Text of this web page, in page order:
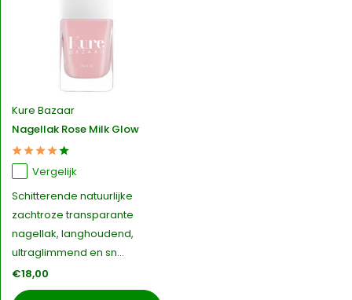
Kure Bazaar
Nagellak Rose Milk Glow
Vergelijk
Schitterende natuurlijke
zachtroze transparante
nagellak, langhoudend,
ultraglimmend en sn...
€18,00